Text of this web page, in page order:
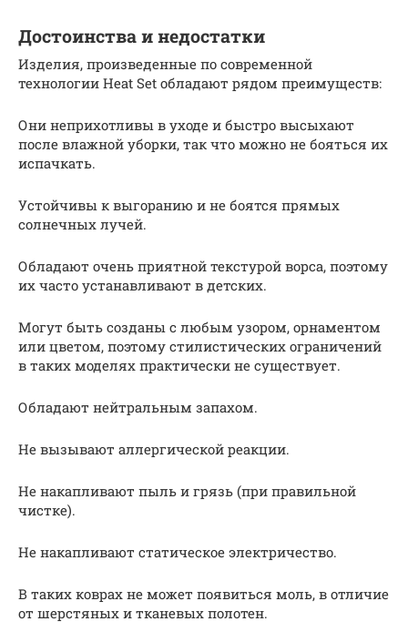
Достоинства и недостатки
Изделия, произведенные по современной
технологии Heat Set обладают рядом преимуществ:
Они неприхотливы в уходе и быстро высыхают
после влажной уборки, так что можно не бояться их
испачкать.
Устойчивы к выгоранию и не боятся прямых
солнечных лучей.
Обладают очень приятной текстурой ворса, поэтому
их часто устанавливают в детских.
Могут быть созданы с любым узором, орнаментом
или цветом, поэтому стилистических ограничений
в таких моделях практически не существует.
Обладают нейтральным запахом.
Не вызывают аллергической реакции.
Не накапливают пыль и грязь (при правильной
чистке).
Не накапливают статическое электричество.
В таких коврах не может появиться моль, в отличие
от шерстяных и тканевых полотен.